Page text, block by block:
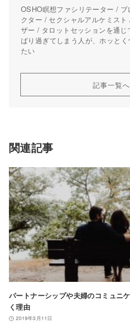
OSHO瞑想ファシリテーター / ブ
クター / セクシャルアルケミス
ザー / タロットセッションを通
ばり過ぎてしまう人が、ホッと
たい
記事一覧へ
関連記事
パートナーシップや夫婦のコミュニ
く理由
2019年3月11日